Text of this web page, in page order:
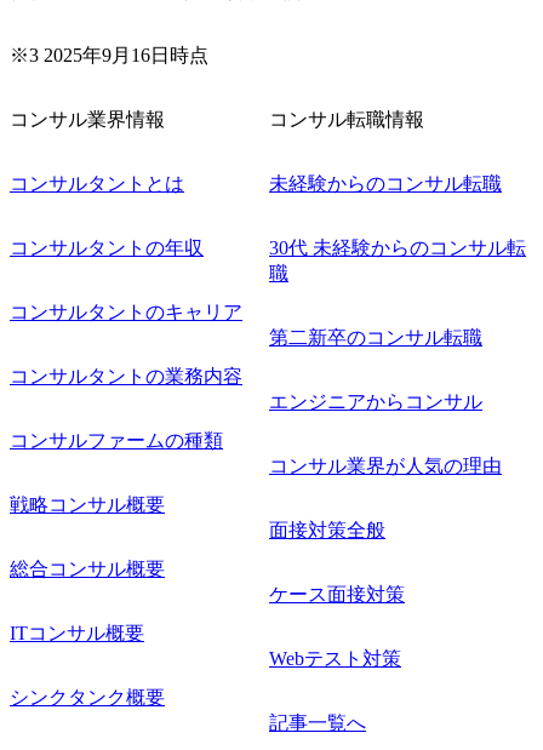
※3 2025年9月16日時点
コンサル業界情報
コンサルタントとは
コンサルタントの年収
コンサルタントのキャリア
コンサルタントの業務内容
コンサルファームの種類
戦略コンサル概要
総合コンサル概要
ITコンサル概要
シンクタンク概要
コンサル転職情報
未経験からのコンサル転職
30代 未経験からのコンサル転
職
第二新卒のコンサル転職
エンジニアからコンサル
コンサル業界が人気の理由
面接対策全般
ケース面接対策
Webテスト対策
記事一覧へ